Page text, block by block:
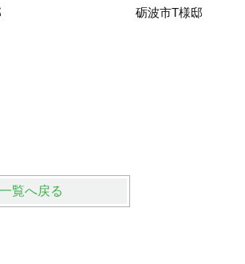
砺波市T様邸
一覧へ戻る